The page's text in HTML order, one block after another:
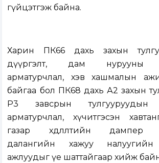
гүйцэтгэж байна.
Харин ПК66 дахь захын
дүүргэлт, дам нурууны
арматурчлал, хэв хашмалын
байгаа бол ПК68 дахь А2 захын
Р3 завсрын тулгууруудын
арматурчлал, хүчитгэсэн
газар хөдлөлтийн дампер
далангийн хажуу налуугийн
ажлуудыг үе шаттайгаар хийж